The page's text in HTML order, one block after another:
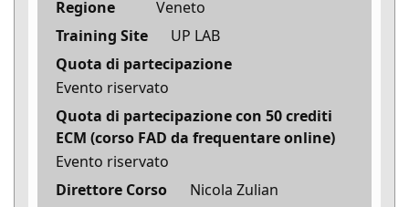
Regione
Veneto
Training Site
UP LAB
Quota di partecipazione
Evento riservato
Quota di partecipazione con 50 crediti
ECM (corso FAD da frequentare online)
Evento riservato
Direttore Corso
Nicola Zulian